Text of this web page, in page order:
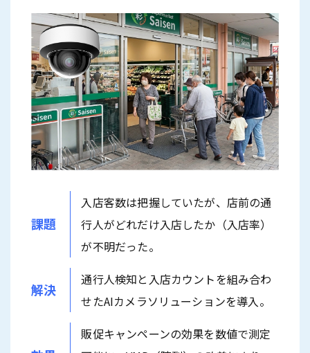
課題
入店客数は把握していたが、店前の通
行人がどれだけ入店したか（入店率）
が不明だった。
解決
通行人検知と入店カウントを組み合わ
せたAIカメラソリューションを導入。
販促キャンペーンの効果を数値で測定